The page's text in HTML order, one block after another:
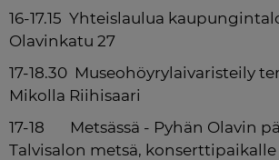
16-17.15  Yhteislaulua
Olavinkatu 27
17-18.30  Museohöyrylaivaristeily
Mikolla Riihisaari
17-18       Metsässä - Pyhän
Talvisalon metsä,